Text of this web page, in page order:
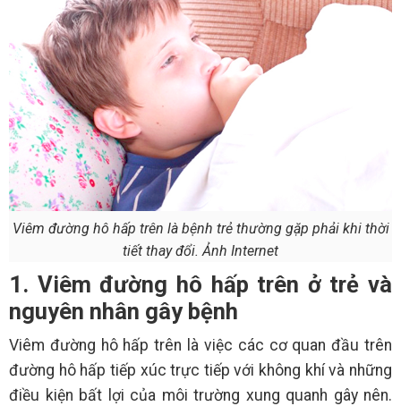
Viêm đường hô hấp trên là bệnh trẻ thường gặp phải khi thời
tiết thay đổi. Ảnh Internet
1. Viêm đường hô hấp trên ở trẻ và
nguyên nhân gây bệnh
Viêm đường hô hấp trên là việc các cơ quan đầu trên
đường hô hấp tiếp xúc trực tiếp với không khí và những
điều kiện bất lợi của môi trường xung quanh gây nên.